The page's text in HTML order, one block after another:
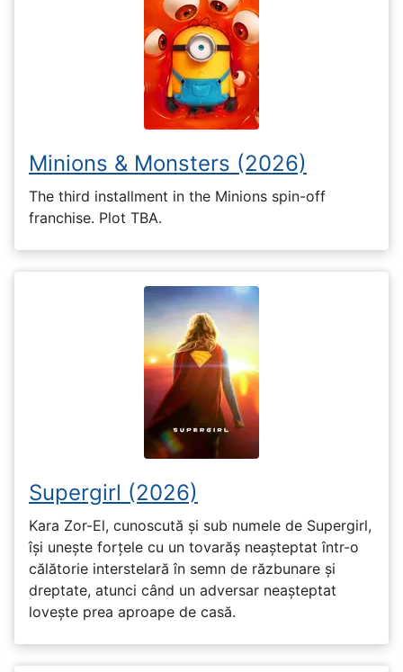
Minions & Monsters (2026)
The third installment in the Minions spin-off
franchise. Plot TBA.
Supergirl (2026)
Kara Zor-El, cunoscută și sub numele de Supergirl,
își unește forțele cu un tovarăș neașteptat într-o
călătorie interstelară în semn de răzbunare și
dreptate, atunci când un adversar neașteptat
lovește prea aproape de casă.